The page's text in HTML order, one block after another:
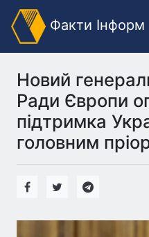
Факти Інформ
Новий
Ради Європи
підтримка
головним